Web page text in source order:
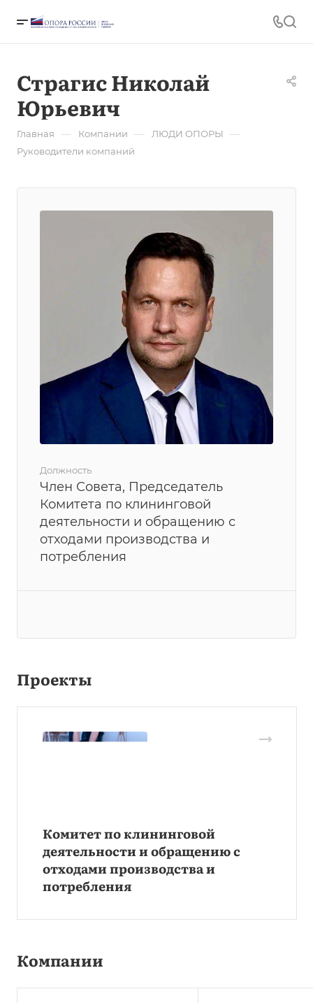
Страгис Николай
Юрьевич
Главная — Компании — ЛЮДИ ОПОРЫ —
Руководители компаний
Должность
Член Совета, Председатель
Комитета по клининговой
деятельности и обращению с
отходами производства и
потребления
Проекты
Комитет по клининговой
деятельности и обращению с
отходами производства и
потребления
Компании